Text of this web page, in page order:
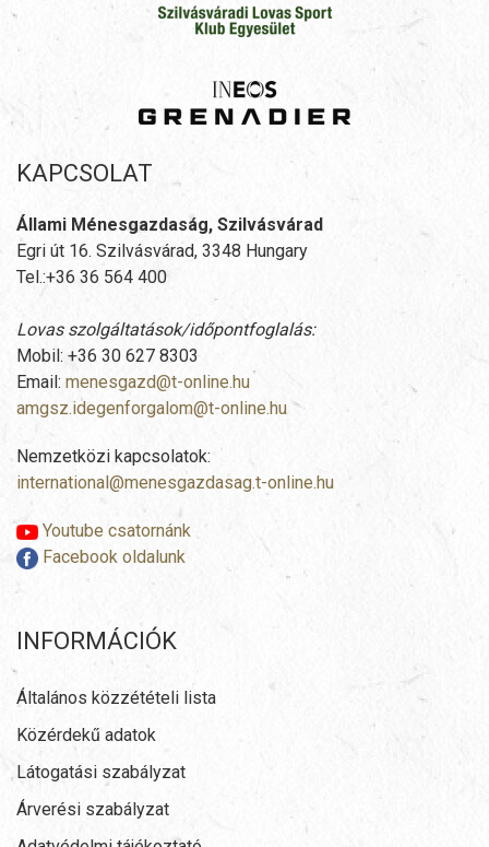
KAPCSOLAT
Állami Ménesgazdaság, Szilvásvárad
Egri út 16. Szilvásvárad, 3348 Hungary
Tel.:+36 36 564 400
Lovas szolgáltatások/időpontfoglalás:
Mobil: +36 30 627 8303
Email: menesgazd@t-online.hu
amgsz.idegenforgalom@t-online.hu
Nemzetközi kapcsolatok:
international@menesgazdasag.t-online.hu
Youtube csatornánk
Facebook oldalunk
INFORMÁCIÓK
Általános közzétételi lista
Közérdekű adatok
Látogatási szabályzat
Árverési szabályzat